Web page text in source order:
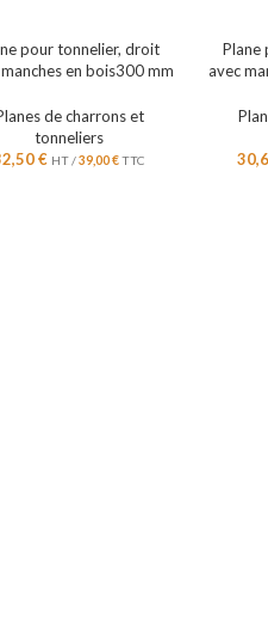
pour tonnelier, droit
en bois300 mm
de charrons et
tonneliers
€ HT /39,00€TTC
Plane
avec